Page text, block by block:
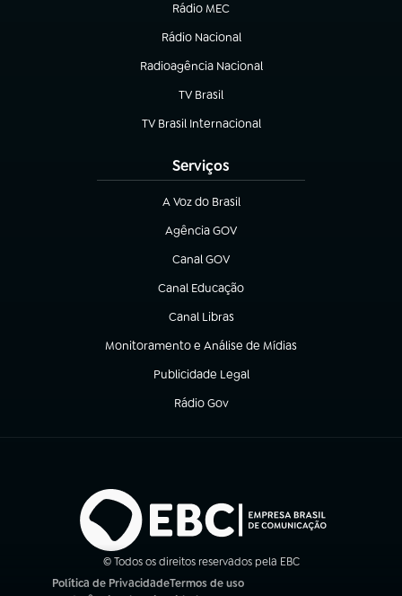
Rádio MEC
Rádio Nacional
(abre em nova aba)
Radioagência Nacional
(abre em nova aba)
TV Brasil
(abre em nova aba)
TV Brasil Internacional
(abre em nova aba)
Serviços
A Voz do Brasil
(abre em nova aba)
Agência GOV
(abre em nova aba)
Canal GOV
(abre em nova aba)
Canal Educação
(abre em nova aba)
Canal Libras
(abre em nova aba)
Monitoramento e Análise de Mídias
(abre em nova aba)
Publicidade Legal
(abre em nova aba)
Rádio Gov
(abre em nova aba)
© Todos os direitos reservados pela EBC
Política de Privacidade
(abre em nova aba)
Termos de uso
(abre em nova aba)